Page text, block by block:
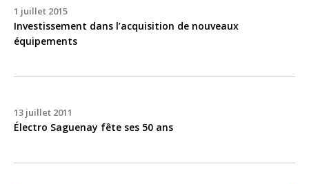
1 juillet 2015
Investissement dans l’acquisition de nouveaux
équipements
13 juillet 2011
Électro Saguenay fête ses 50 ans